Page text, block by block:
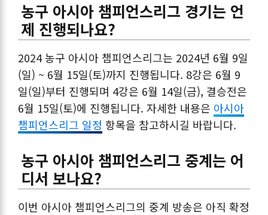
농구 아시아 챔피언스리그 경기는 언
제 진행되나요?
2024 농구 아시아 챔피언스리그는 2024년 6월 9일
(일) ~ 6월 15일(토)까지 진행됩니다. 8강은 6월 9
일(일)부터 진행되며 4강은 6월 14일(금), 결승전은
6월 15일(토)에 진행됩니다. 자세한 내용은 아시아
챔피언스리그 일정 항목을 참고하시길 바랍니다.
농구 아시아 챔피언스리그 중계는 어
디서 보나요?
이번 아시아 챔피언스리그의 중계 방송은 아직 확정